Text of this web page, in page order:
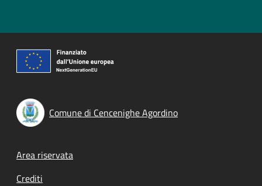
Comune di Cencenighe Agordino
Footer menu
Area riservata
Crediti